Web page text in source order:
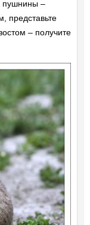
пушнины –
представьте
– получите